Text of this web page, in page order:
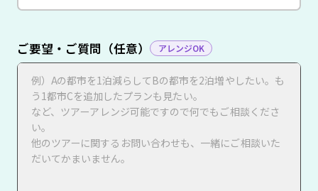
ご要望・ご質問（任意） アレンジOK